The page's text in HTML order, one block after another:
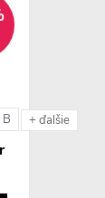
+ ďalšie